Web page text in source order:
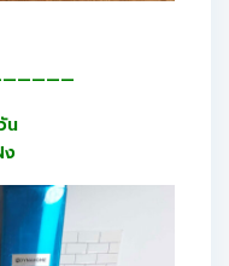
น
ง